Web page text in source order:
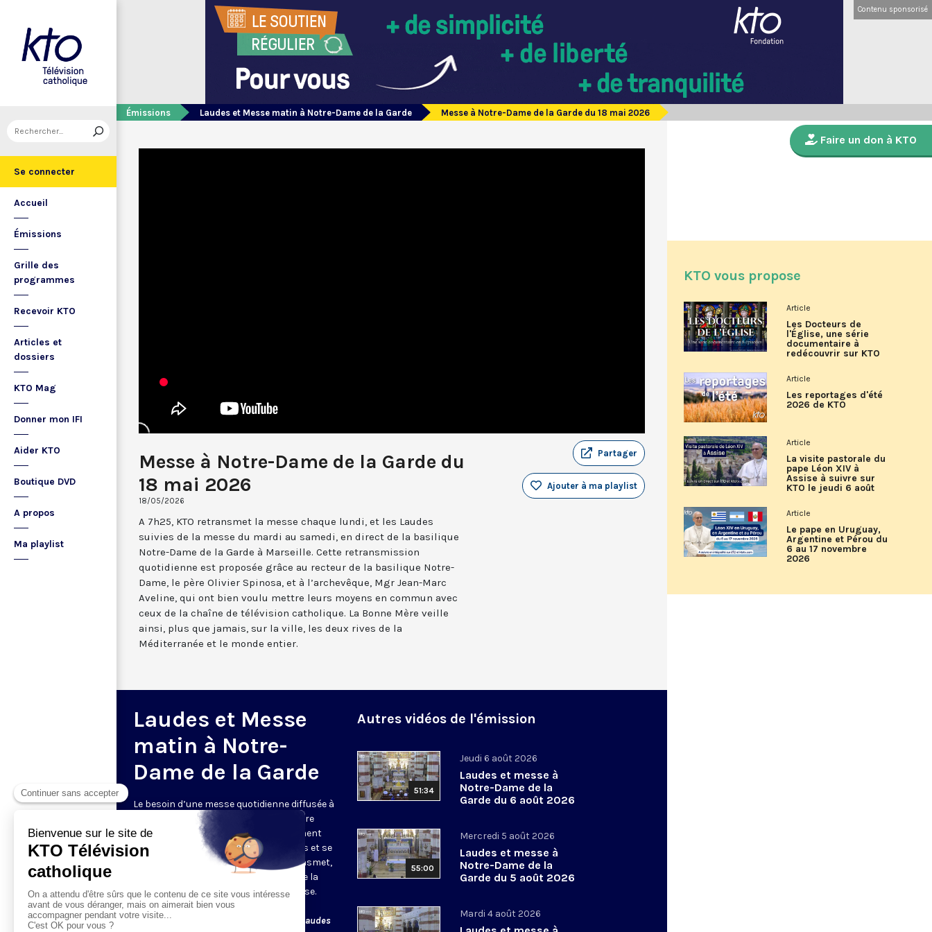
Se connecter
Accueil
Émissions
Grille des
programmes
Recevoir KTO
Articles et
dossiers
KTO Mag
Donner mon IFI
Aider KTO
Boutique DVD
A propos
Ma playlist
Contenu sponsorisé
Émissions Laudes et Messe matin à Notre-Dame de la Garde Messe à Notre-Dame de la Garde du 18 mai 2026
Messe à Notre-Dame de la Garde du
18 mai 2026
18/05/2026
Partager
Ajouter à ma playlist
A 7h25, KTO retransmet la messe chaque lundi, et les Laudes
suivies de la messe du mardi au samedi, en direct de la basilique
Notre-Dame de la Garde à Marseille. Cette retransmission
quotidienne est proposée grâce au recteur de la basilique Notre-
Dame, le père Olivier Spinosa, et à l’archevêque, Mgr Jean-Marc
Aveline, qui ont bien voulu mettre leurs moyens en commun avec
ceux de la chaîne de télévision catholique. La Bonne Mère veille
ainsi, plus que jamais, sur la ville, les deux rives de la
Méditerranée et le monde entier.
Laudes et Messe
matin à Notre-
Dame de la Garde
Le besoin d’une messe quotidienne diffusée à
la télévision a été exprimé d’une manière
encore plus forte pendant le confinement
dans de nombreux pays francophones et se
maintient depuis la reprise. KTO retransmet,
en direct de la basilique Notre-Dame de la
Garde, à Marseille, les laudes et la messe.
Le lundi à 7h25, la messe
Du mardi au samedi à 7h25, messe avec laudes
Autres vidéos de l'émission
51:34
Jeudi 6 août 2026
Laudes et messe à
Notre-Dame de la
Garde du 6 août 2026
55:00
Mercredi 5 août 2026
Laudes et messe à
Notre-Dame de la
Garde du 5 août 2026
Mardi 4 août 2026
Faire un don à KTO
KTO vous propose
Article
Les Docteurs de
l'Église, une série
documentaire à
redécouvrir sur KTO
Article
Les reportages d'été
2026 de KTO
Article
La visite pastorale du
pape Léon XIV à
Assise à suivre sur
KTO le jeudi 6 août
Article
Le pape en Uruguay,
Argentine et Pérou du
6 au 17 novembre
2026